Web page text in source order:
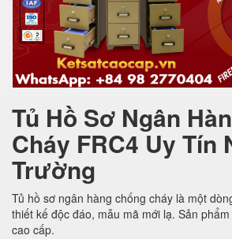
Tủ Hồ Sơ Ngân
Cháy FRC4 Uy Tín
Trường
Tủ hồ sơ ngân hàng chống cháy là một
thiết kế độc đáo, mẫu mã mới lạ. Sản
cao cấp.